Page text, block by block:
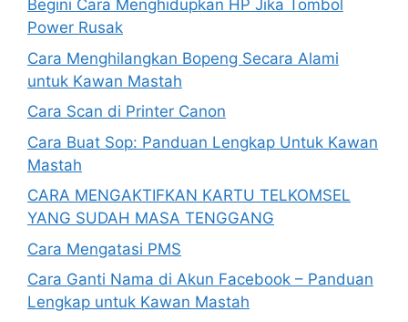
Begini Cara Menghidupkan HP Jika Tombol
Power Rusak
Cara Menghilangkan Bopeng Secara Alami
untuk Kawan Mastah
Cara Scan di Printer Canon
Cara Buat Sop: Panduan Lengkap Untuk Kawan
Mastah
CARA MENGAKTIFKAN KARTU TELKOMSEL
YANG SUDAH MASA TENGGANG
Cara Mengatasi PMS
Cara Ganti Nama di Akun Facebook – Panduan
Lengkap untuk Kawan Mastah